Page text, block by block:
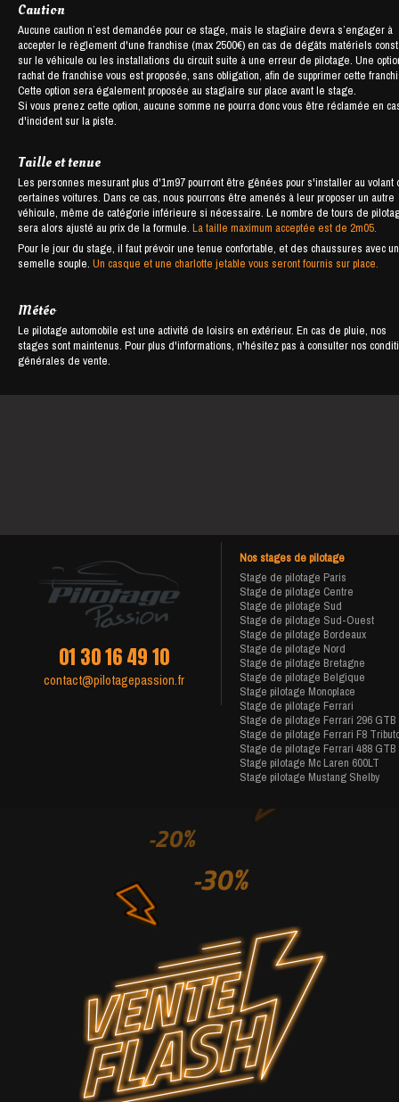
Caution
Aucune caution n’est demandée pour ce stage, mais le stagiaire devra s’engager à
accepter le règlement d'une franchise (max 2500€) en cas de dégâts matériels
sur le véhicule ou les installations du circuit suite à une erreur de pilotage. Une
rachat de franchise vous est proposée, sans obligation, afin de supprimer cette
Cette option sera également proposée au stagiaire sur place avant le stage.
Si vous prenez cette option, aucune somme ne pourra donc vous être réclamée en
d'incident sur la piste.
Taille et tenue
Les personnes mesurant plus d'1m97 pourront être gênées pour s'installer au volant
certaines voitures. Dans ce cas, nous pourrons être amenés à leur proposer un autre
véhicule, même de catégorie inférieure si nécessaire. Le nombre de tours de
sera alors ajusté au prix de la formule.La taille maximum acceptée est de 2m05.
Pour le jour du stage, il faut prévoir une tenue confortable, et des chaussures avec
semelle souple.Un casque et une charlotte jetable vous seront fournis sur place.
Météo
Le pilotage automobile est une activité de loisirs en extérieur. En cas de pluie, nos
stages sont maintenus. Pour plus d'informations, n'hésitez pas à consulter nos
générales de vente.
01 30 16 49 10
contact@pilotagepassion.fr
Nos stages de pilotage
Stage de pilotage Paris
Stage de pilotage Centre
Stage de pilotage Sud
Stage de pilotage Sud-Ouest
Stage de pilotage Bordeaux
Stage de pilotage Nord
Stage de pilotage Bretagne
Stage de pilotage Belgique
Stage pilotage Monoplace
Stage de pilotage Ferrari
Stage de pilotage Ferrari 296 GTB
Stage de pilotage Ferrari F8
Stage de pilotage Ferrari 488 GTB
Stage pilotage Mc Laren 600LT
Stage pilotage Mustang Shelby